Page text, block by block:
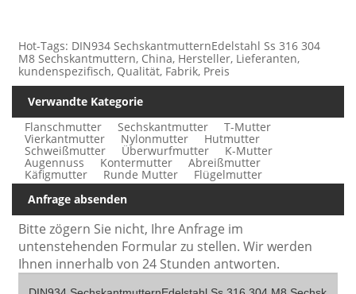
Hot-Tags: DIN934 SechskantmutternEdelstahl Ss 316 304
M8 Sechskantmuttern, China, Hersteller, Lieferanten,
kundenspezifisch, Qualität, Fabrik, Preis
Verwandte Kategorie
Flanschmutter
Sechskantmutter T-Mutter
Vierkantmutter Nylonmutter Hutmutter
Schweißmutter Überwurfmutter K-Mutter
Augennuss Kontermutter Abreißmutter
Käfigmutter Runde Mutter
Flügelmutter
Anfrage absenden
Bitte zögern Sie nicht, Ihre Anfrage im
untenstehenden Formular zu stellen. Wir werden
Ihnen innerhalb von 24 Stunden antworten.